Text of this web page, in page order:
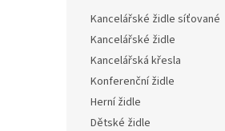
Kancelářské židle síťované
Kancelářské židle
Kancelářská křesla
Konferenční židle
Herní židle
Dětské židle